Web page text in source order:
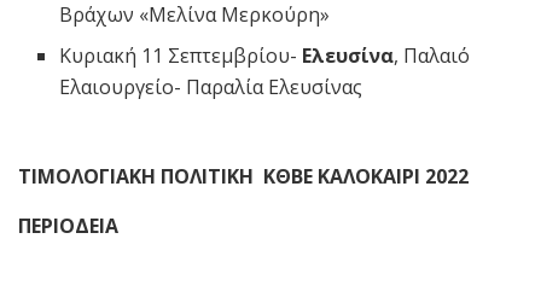
Βράχων «Μελίνα Μερκούρη»
Κυριακή 11 Σεπτεμβρίου- Ελευσίνα, Παλαιό
Ελαιουργείο- Παραλία Ελευσίνας
ΤΙΜΟΛΟΓΙΑΚΗ ΠΟΛΙΤΙΚΗ ΚΘΒΕ ΚΑΛΟΚΑΙΡΙ 2022
ΠΕΡΙΟΔΕΙΑ